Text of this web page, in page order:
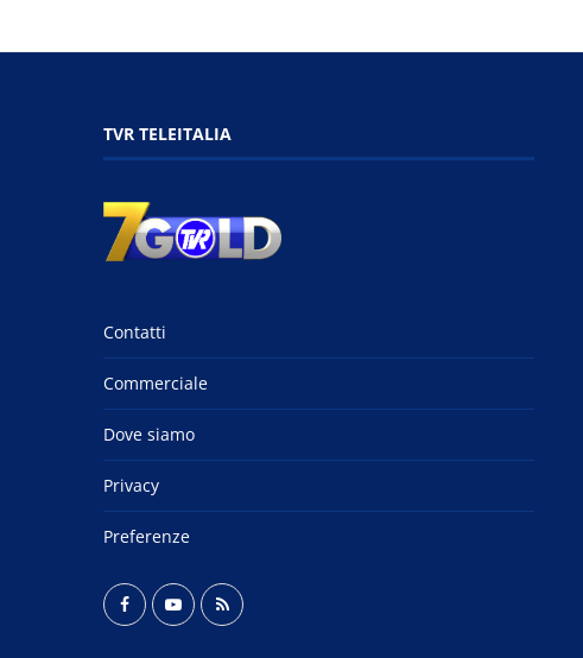
TVR TELEITALIA
Contatti
Commerciale
Dove siamo
Privacy
Preferenze